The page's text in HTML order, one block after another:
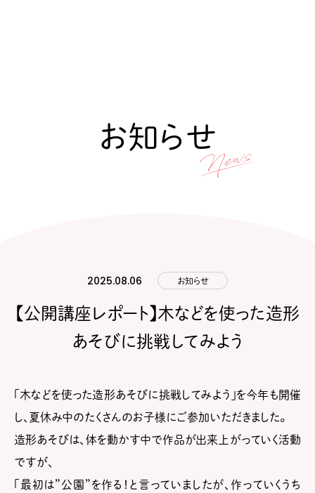
お知らせ
2025.08.06 お知らせ
【公開講座レポート】木などを使った造形
あそびに挑戦してみよう
「木などを使った造形あそびに挑戦してみよう」を今年も開催
し、夏休み中のたくさんのお子様にご参加いただきました。
造形あそびは、体を動かす中で作品が出来上がっていく活動
ですが、
「最初は”公園”を作る！と言っていましたが、作っていくうち